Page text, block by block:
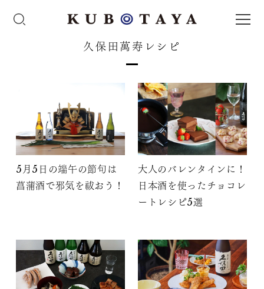
久保田萬寿レシピ
5月5日の端午の節句は
菖蒲酒で邪気を祓おう！
大人のバレンタインに！
日本酒を使ったチョコレ
ートレシピ5選